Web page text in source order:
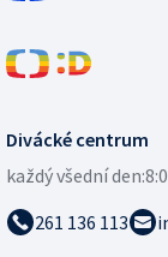
Divácké centrum
každý všední den:
261 136 113